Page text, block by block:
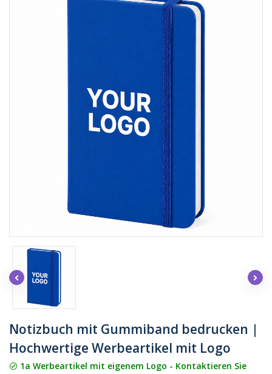
Notizbuch mit Gummiband bedrucken |
Hochwertige Werbeartikel mit Logo
1a Werbeartikel mit eigenem Logo - Kontaktieren Sie